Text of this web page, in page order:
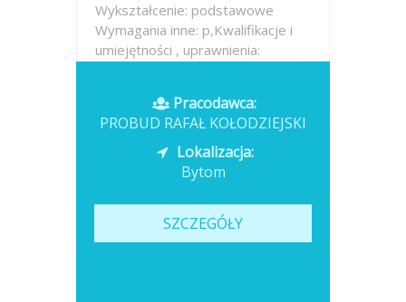
Wykształcenie: podstawowe
Wymagania inne: p,Kwalifikacje i
umiejętności , uprawnienia:
mieszadło,...
Opublikowano: wczoraj
Pracodawca:
PROBUD RAFAŁ KOŁODZIEJSKI
Lokalizacja:
Bytom
SZCZEGÓŁY